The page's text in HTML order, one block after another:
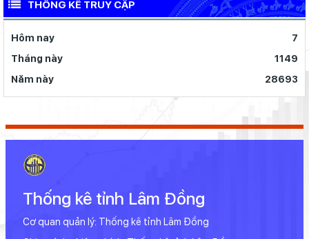
THỐNG KÊ TRUY CẬP
Hôm nay
7
Tháng này
1149
Năm này
28693
Thống kê tỉnh Lâm Đồng
Cơ quan quản lý: Thống kê tỉnh Lâm Đồng